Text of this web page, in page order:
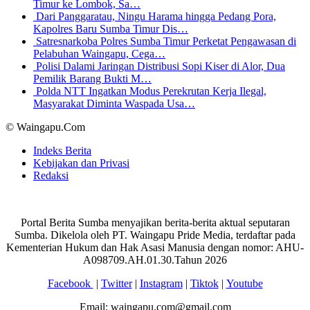
Timur ke Lombok, Sa…
Dari Panggaratau, Ningu Harama hingga Pedang Pora,
Kapolres Baru Sumba Timur Dis…
Satresnarkoba Polres Sumba Timur Perketat Pengawasan di
Pelabuhan Waingapu, Cega…
Polisi Dalami Jaringan Distribusi Sopi Kiser di Alor, Dua
Pemilik Barang Bukti M…
Polda NTT Ingatkan Modus Perekrutan Kerja Ilegal,
Masyarakat Diminta Waspada Usa…
© Waingapu.Com
Indeks Berita
Kebijakan dan Privasi
Redaksi
Portal Berita Sumba menyajikan berita-berita aktual seputaran
Sumba. Dikelola oleh PT. Waingapu Pride Media, terdaftar pada
Kementerian Hukum dan Hak Asasi Manusia dengan nomor: AHU-
A098709.AH.01.30.Tahun 2026
Facebook | Twitter| Instagram| Tiktok| Youtube
Email: waingapu.com@gmail.com